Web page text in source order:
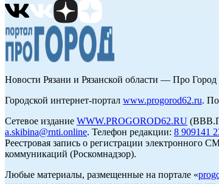
Новости Рязани и Рязанской области — Про Город
Городской интернет-портал www.progorod62.ru.
Сетевое издание WWW.PROGOROD62.RU
a.skibina@rnti.online. Телефон редакции: 8 909141
Реестровая запись о регистрации
коммуникаций (Роскомнадзор).
Любые материалы, размещенные на портале «